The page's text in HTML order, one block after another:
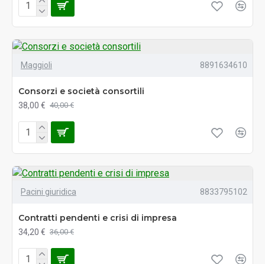
Maggioli 8891634610
Consorzi e società consortili
38,00 € 40,00 €
Pacini giuridica 8833795102
Contratti pendenti e crisi di impresa
34,20 € 36,00 €